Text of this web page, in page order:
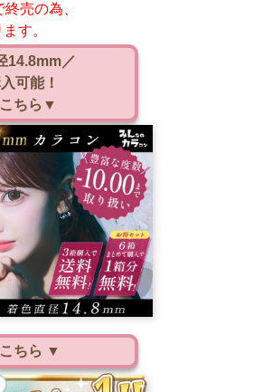
売の為、
す。
14.8mm／
可能！
ちら▼
ちら ▼